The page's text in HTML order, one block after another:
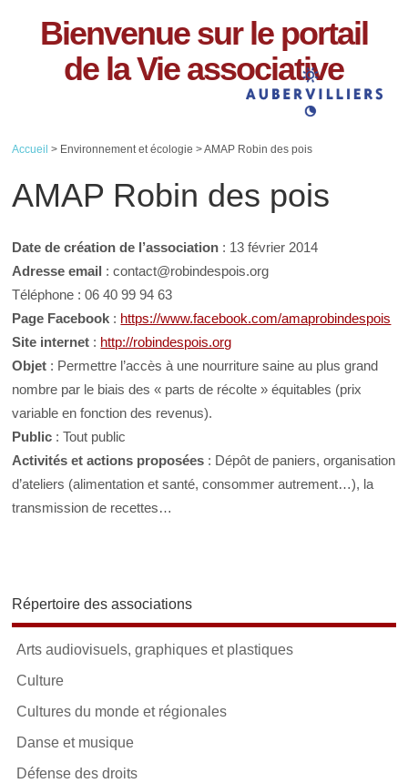
Bienvenue sur le portail
de la Vie associative
Accueil > Environnement et écologie > AMAP Robin des pois
AMAP Robin des pois
Date de création de l’association : 13 février 2014
Adresse email : contact@robindespois.org
Téléphone : 06 40 99 94 63
Page Facebook : https://www.facebook.com/amaprobindespois
Site internet : http://robindespois.org
Objet : Permettre l’accès à une nourriture saine au plus grand
nombre par le biais des « parts de récolte » équitables (prix
variable en fonction des revenus).
Public : Tout public
Activités et actions proposées : Dépôt de paniers, organisation
d’ateliers (alimentation et santé, consommer autrement…), la
transmission de recettes…
Répertoire des associations
Arts audiovisuels, graphiques et plastiques
Culture
Cultures du monde et régionales
Danse et musique
Défense des droits